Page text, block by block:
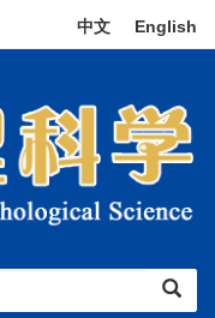
中文 English